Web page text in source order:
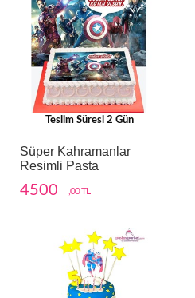
Teslim Süresi 2 Gün
Süper Kahramanlar
Resimli Pasta
4500 ,00 TL